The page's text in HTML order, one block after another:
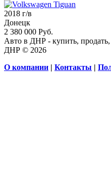
2018 г/в
Донецк
2 380 000 Руб.
Авто в ДНР - купить,
ДНР © 2026
О компании | Контакты |